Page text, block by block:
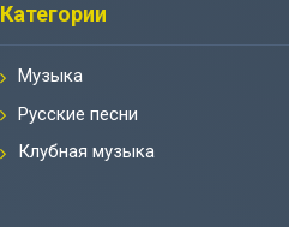
Категории
Музыка
Русские песни
Клубная музыка